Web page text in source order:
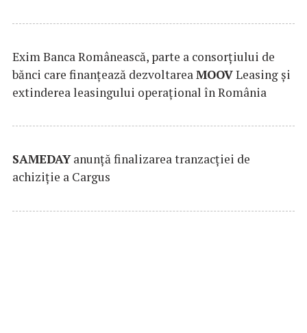
Exim Banca Românească, parte a consorțiului de
bănci care finanțează dezvoltareaMOOVLeasing și
extinderea leasingului operațional în România
SAMEDAYanunță finalizarea tranzacției de
achiziție a Cargus